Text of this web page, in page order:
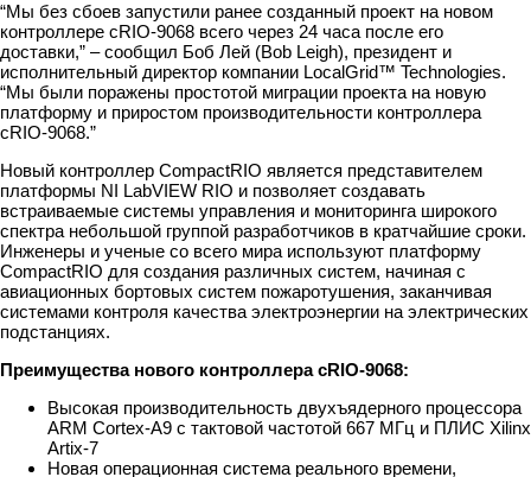
“Мы без сбоев запустили ранее созданный проект на новом
контроллере cRIO-9068 всего через 24 часа после его
доставки,” – сообщил Боб Лей (Bob Leigh), президент и
исполнительный директор компании LocalGrid™ Technologies.
“Мы были поражены простотой миграции проекта на новую
платформу и приростом производительности контроллера
cRIO-9068.”
Новый контроллер CompactRIO является представителем
платформы NI LabVIEW RIO и позволяет создавать
встраиваемые системы управления и мониторинга широкого
спектра небольшой группой разработчиков в кратчайшие сроки.
Инженеры и ученые со всего мира используют платформу
CompactRIO для создания различных систем, начиная с
авиационных бортовых систем пожаротушения, заканчивая
системами контроля качества электроэнергии на электрических
подстанциях.
Преимущества нового контроллера cRIO-9068:
Высокая производительность двухъядерного процессора
ARM Cortex-A9 с тактовой частотой 667 МГц и ПЛИС Xilinx
Artix-7
Новая операционная система реального времени,